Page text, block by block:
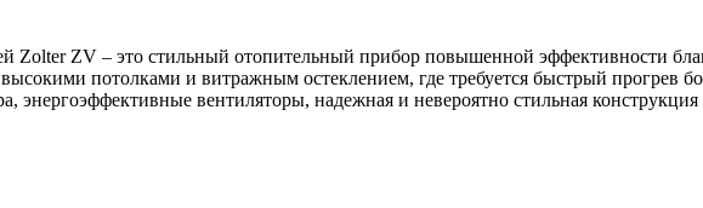
Zolter ZV – это стильный отопительный прибор повышенной эффективности
потолками и витражным остеклением, где требуется быстрый прогрев
энергоэффективные вентиляторы, надежная и невероятно стильная